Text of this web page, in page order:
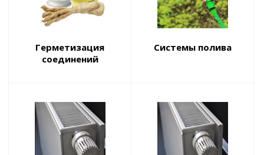
Герметизация
соединений
Системы полива